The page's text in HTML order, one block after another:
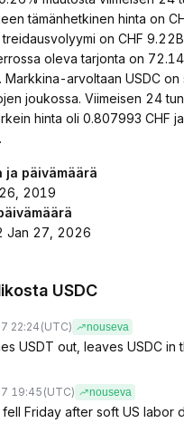
tämänhetkinen hinta on
on CHF
oleva tarjonta on
arvoltaan USDC on
joukossa. Viimeisen 24
hinta oli 0.807993 CHF
ja päivämäärä
2019
Jan 27, 2026
USDC
22:24 (UTC) nouseva
USDT out, leaves USDC in
19:45 (UTC) nouseva
Friday after soft US labor